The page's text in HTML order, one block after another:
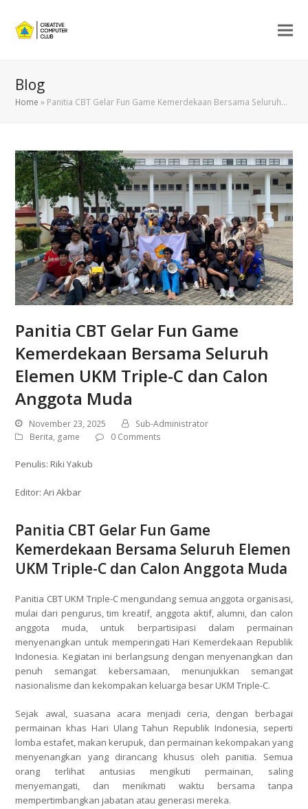
Blog
Home » Panitia CBT Gelar Fun Game Kemerdekaan Bersama Seluruh…
Panitia CBT Gelar Fun Game
Kemerdekaan Bersama Seluruh
Elemen UKM Triple-C dan Calon
Anggota Muda
November 23, 2025
Sub-Administrator
Berita, game 0 Comments
Penulis: Riki Yakub
Editor: Ari Akbar
Panitia CBT Gelar Fun Game
Kemerdekaan Bersama Seluruh Elemen
UKM Triple-C dan Calon Anggota Muda
Panitia CBT UKM Triple-C mengundang semua anggota organisasi,
mulai dari pengurus, tim kreatif, anggota aktif, alumni, dan calon
anggota muda, untuk berpartisipasi dalam permainan
menyenangkan untuk memperingati Hari Kemerdekaan Republik
Indonesia. Kegiatan ini berlangsung dengan menyenangkan dan
penuh semangat kebersamaan, menunjukkan semangat
nasionalisme dan kekompakan keluarga besar UKM Triple-C.
Sejak awal, suasana acara menjadi ceria, dengan berbagai
permainan khas Hari Ulang Tahun Republik Indonesia, seperti
lomba estafet, makan kerupuk, dan permainan kekompakan yang
menyenangkan yang dirancang khusus oleh panitia. Semua
orang terlihat antusias mengikuti permainan, saling
menyemangati, dan menikmati waktu bersama tanpa
mempertimbangkan jabatan atau generasi mereka.